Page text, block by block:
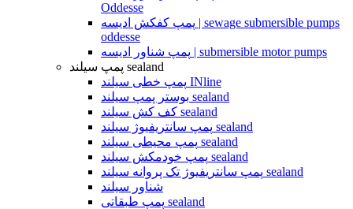
Oddesse
پمپ کفکش ادیسه | sewage submersible pumps
oddesse
پمپ شناور ادیسه | submersible motor pumps
پمپ سیلند sealand
پمپ خطی سیلند INline
بوستر پمپ سیلند sealand
کف کش سیلند sealand
پمپ سانتریفیوژ سیلند sealand
پمپ محیطی سیلند sealand
پمپ خودمکش سیلند sealand
پمپ سانتریفیوژ تک پروانه سیلند sealand
شناور سیلند
پمپ طبقاتی sealand